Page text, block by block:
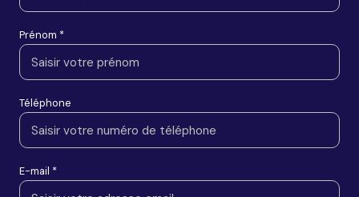
Prénom *
Téléphone
E-mail *